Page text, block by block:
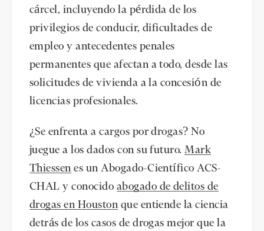
cárcel, incluyendo la pérdida de los
privilegios de conducir, dificultades de
empleo y antecedentes penales
permanentes que afectan a todo, desde las
solicitudes de vivienda a la concesión de
licencias profesionales.
¿Se enfrenta a cargos por drogas? No
juegue a los dados con su futuro. Mark
Thiessen es un Abogado-Científico ACS-
CHAL y conocido abogado de delitos de
drogas en Houston que entiende la ciencia
detrás de los casos de drogas mejor que la